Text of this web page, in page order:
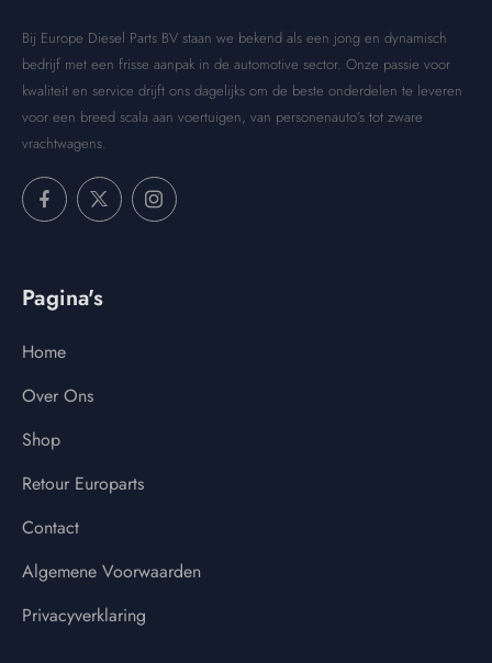
Bij Europe Diesel Parts BV staan we bekend als een jong en dynamisch
bedrijf met een frisse aanpak in de automotive sector. Onze passie voor
kwaliteit en service drijft ons dagelijks om de beste onderdelen te leveren
voor een breed scala aan voertuigen, van personenauto’s tot zware
vrachtwagens.
Pagina's
Home
Over Ons
Shop
Retour Europarts
Contact
Algemene Voorwaarden
Privacyverklaring